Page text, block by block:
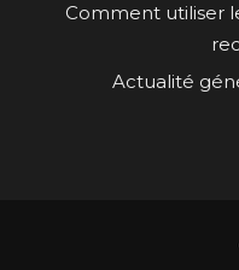
Comment utiliser
Actualité